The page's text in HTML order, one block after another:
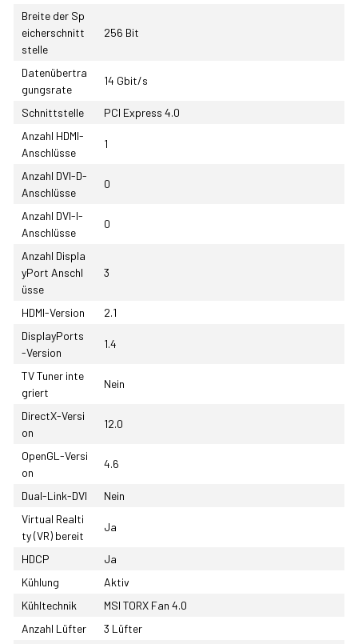
Breite der Sp
eicherschnitt
stelle
256 Bit
Datenübertra
gungsrate
14 Gbit/s
Schnittstelle
PCI Express 4.0
Anzahl HDMI-
Anschlüsse
1
Anzahl DVI-D-
Anschlüsse
0
Anzahl DVI-I-
Anschlüsse
0
Anzahl Displa
yPort Anschl
üsse
3
HDMI-Version
2.1
DisplayPorts
-Version
1.4
TV Tuner inte
griert
Nein
DirectX-Versi
on
12.0
OpenGL-Versi
on
4.6
Dual-Link-DVI
Nein
Virtual Realti
ty (VR) bereit
Ja
HDCP
Ja
Kühlung
Aktiv
Kühltechnik
MSI TORX Fan 4.0
Anzahl Lüfter
3 Lüfter